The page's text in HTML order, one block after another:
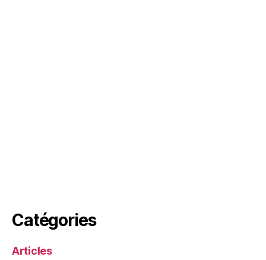
Catégories
Articles